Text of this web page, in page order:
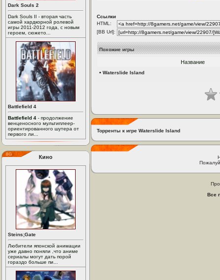
Dark Souls 2
Dark Souls II - вторая часть
самой хардкорной ролевой
игры 2011-2012 года, с новым
героем, сюжето...
Battlefield 4
Battlefield 4 - продолжение
венценосного мультиплеер-
ориентированного шутера от
первого ли...
Кино
Steins;Gate
Любители японской анимации
уже давно поняли ,что аниме
сериалы могут дать порой
гораздо больше пи...
Ссылки
HTML:
[BB Url]:
Похожие игры
Название
• Waterslide Island
Торренты к игре Waterslide Island
Все